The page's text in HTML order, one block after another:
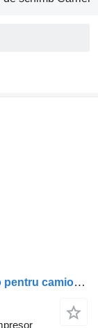
Compresor clima Compresor AC Volvo pentru camion Carrier Bitzer 4TFCY-08 21112946 20871244